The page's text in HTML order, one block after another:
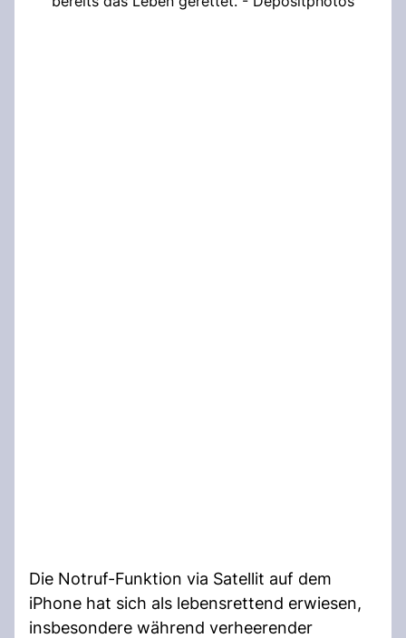
Die Notruf-Funktion via Satellit auf dem
iPhone hat sich als lebensrettend erwiesen,
insbesondere während verheerender